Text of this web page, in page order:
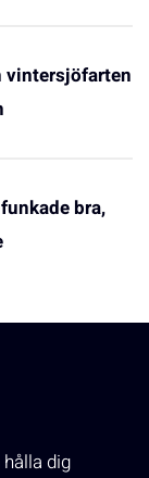
vintersjöfarten
bra,
dig